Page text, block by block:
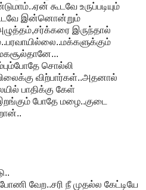
கூடவே உருப்படியும்
இன்னொன்றும்
இருந்தால்
சொல்லி
விற்பார்கள்..அதனால்
பாதிக்கு கேள்
போதே மழை..குடை
வேற..சரி நீ முதல்ல கேட்டியே